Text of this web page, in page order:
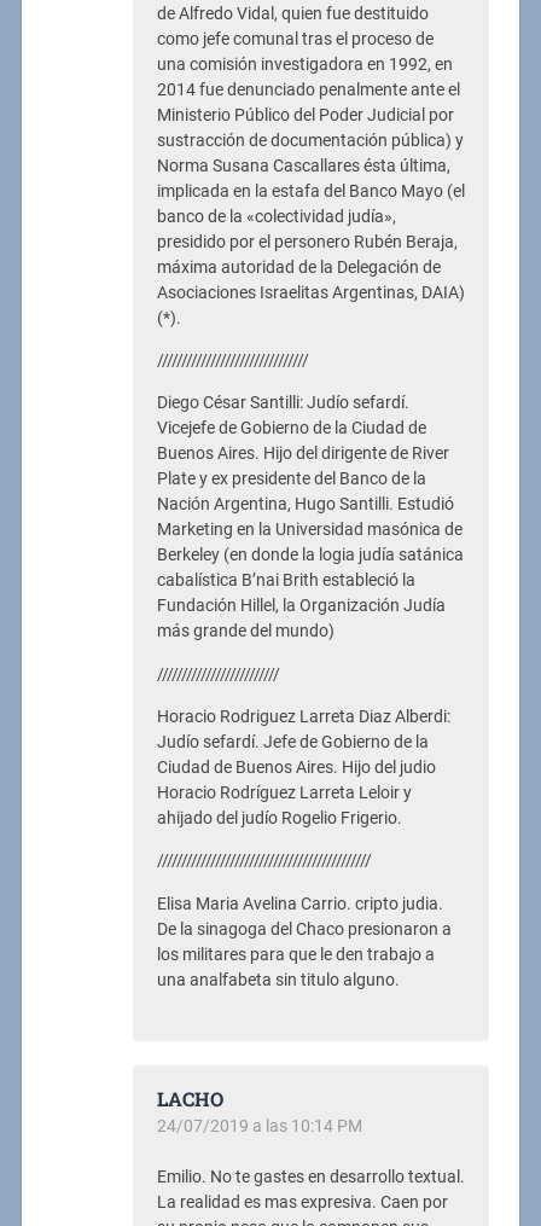
de Alfredo Vidal, quien fue destituido
como jefe comunal tras el proceso de
una comisión investigadora en 1992, en
2014 fue denunciado penalmente ante el
Ministerio Público del Poder Judicial por
sustracción de documentación pública) y
Norma Susana Cascallares ésta última,
implicada en la estafa del Banco Mayo (el
banco de la «colectividad judía»,
presidido por el personero Rubén Beraja,
máxima autoridad de la Delegación de
Asociaciones Israelitas Argentinas, DAIA)
(*).
///////////////////////////////
Diego César Santilli: Judío sefardí.
Vicejefe de Gobierno de la Ciudad de
Buenos Aires. Hijo del dirigente de River
Plate y ex presidente del Banco de la
Nación Argentina, Hugo Santilli. Estudió
Marketing en la Universidad masónica de
Berkeley (en donde la logia judía satánica
cabalística B’nai Brith estableció la
Fundación Hillel, la Organización Judía
más grande del mundo)
/////////////////////////
Horacio Rodriguez Larreta Diaz Alberdi:
Judío sefardí. Jefe de Gobierno de la
Ciudad de Buenos Aires. Hijo del judio
Horacio Rodríguez Larreta Leloir y
ahijado del judío Rogelio Frigerio.
////////////////////////////////////////////
Elisa Maria Avelina Carrio. cripto judia.
De la sinagoga del Chaco presionaron a
los militares para que le den trabajo a
una analfabeta sin titulo alguno.
LACHO
24/07/2019 a las 10:14 PM
Emilio. No te gastes en desarrollo textual.
La realidad es mas expresiva. Caen por